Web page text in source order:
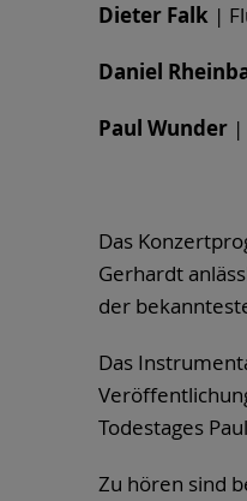
Dieter Falk |
Daniel
Paul Wunder |
Das
Gerhardt
der
Das
Todestages
Zu hören sind